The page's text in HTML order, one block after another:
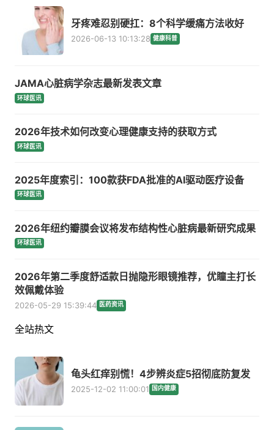
牙疼难忍别硬扛：8个科学缓痛方法收好
2026-06-13 10:13:28 健康科普
JAMA心脏病学杂志最新发表文章
环球医讯
2026年技术如何改变心理健康支持的获取方式
环球医讯
2025年度索引：100款获FDA批准的AI驱动医疗设备
环球医讯
2026年纽约瓣膜会议将发布结构性心脏病最新研究成果
环球医讯
2026年第二季度舒适款日抛隐形眼镜推荐，优瞳主打长
效佩戴体验
2026-05-29 15:39:44 医药资讯
全站热文
龟头红痒别慌！4步辨炎症5招彻底防复发
2025-12-02 11:00:01 国内健康